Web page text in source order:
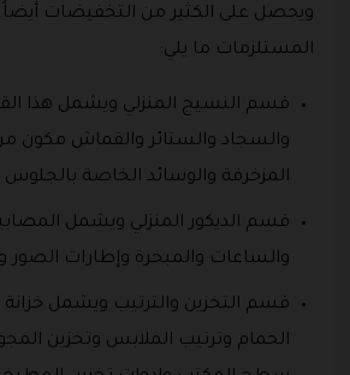
ويحصل على الكثير من التخفيضات
المستلزمات ما يلي:
قسم النسيج المنزلي ويشمل هذا
والسجاد والستائر والقماش مكون من
المزخرفة والوسائد الخاصة
قسم الديكور المنزلي ويشمل
والساعات والمبخرة وإطارات الصور
قسم التخزين والترتيب ويشمل خزانة
الحمام وترتيب الملابس وتخزين